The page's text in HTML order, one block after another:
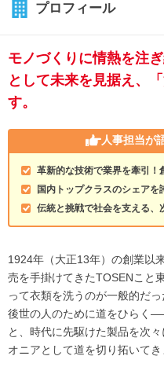
プロフィール
モノづくりに情熱を注
として未来を見据え、
す。
人事担当が
革新的な技術で業界を牽引
国内トップクラスのシェア
伝統と挑戦で社会を支える、
1924年（大正13年）の創業以
売を手掛けてきたTOSENこと
って衣類を洗うのが一般的だ
後世の人のために道をひらく
と、時代に先駆けた製品を次
オニアとして道を切り拓いてき